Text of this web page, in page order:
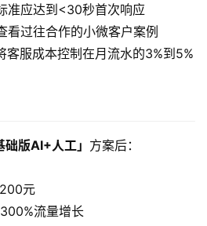
准应达到<30秒首次响应
看过往合作的小微客户案例
客服成本控制在月流水的3%到5%
础版AI+人工」 方案后：
元
流量增长